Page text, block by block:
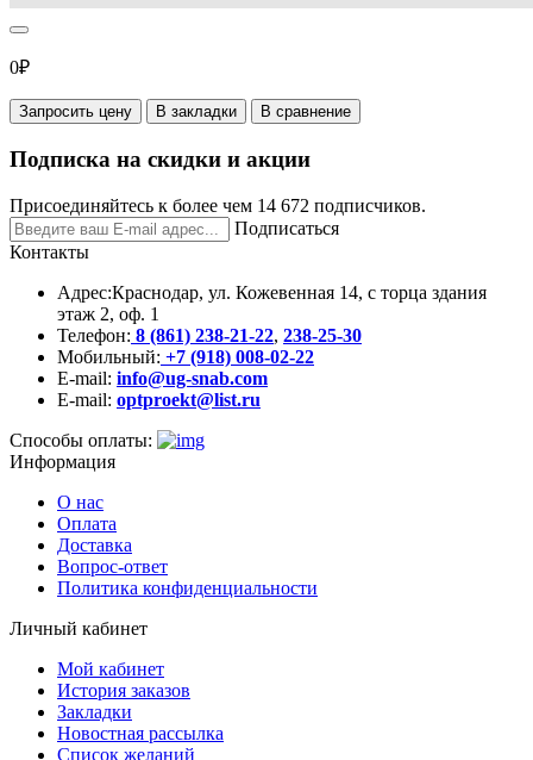
0₽
Запросить цену В закладки В сравнение
Подписка на скидки и акции
Присоединяйтесь к более чем 14 672 подписчиков.
Подписаться
Контакты
Адрес:Краснодар, ул. Кожевенная 14, с торца здания
этаж 2, оф. 1
Телефон: 8 (861) 238-21-22, 238-25-30
Мобильный: +7 (918) 008-02-22
E-mail: info@ug-snab.com
E-mail: optproekt@list.ru
Способы оплаты:
Информация
О нас
Оплата
Доставка
Вопрос-ответ
Политика конфиденциальности
Личный кабинет
Мой кабинет
История заказов
Закладки
Новостная рассылка
Список желаний